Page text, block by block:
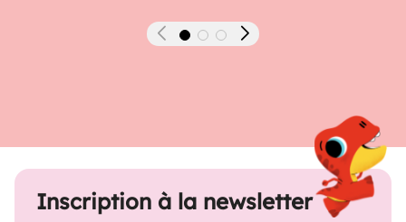
Précédent Suivant
Inscription à la newsletter